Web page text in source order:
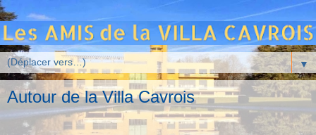
▼
Autour de la Villa Cavrois